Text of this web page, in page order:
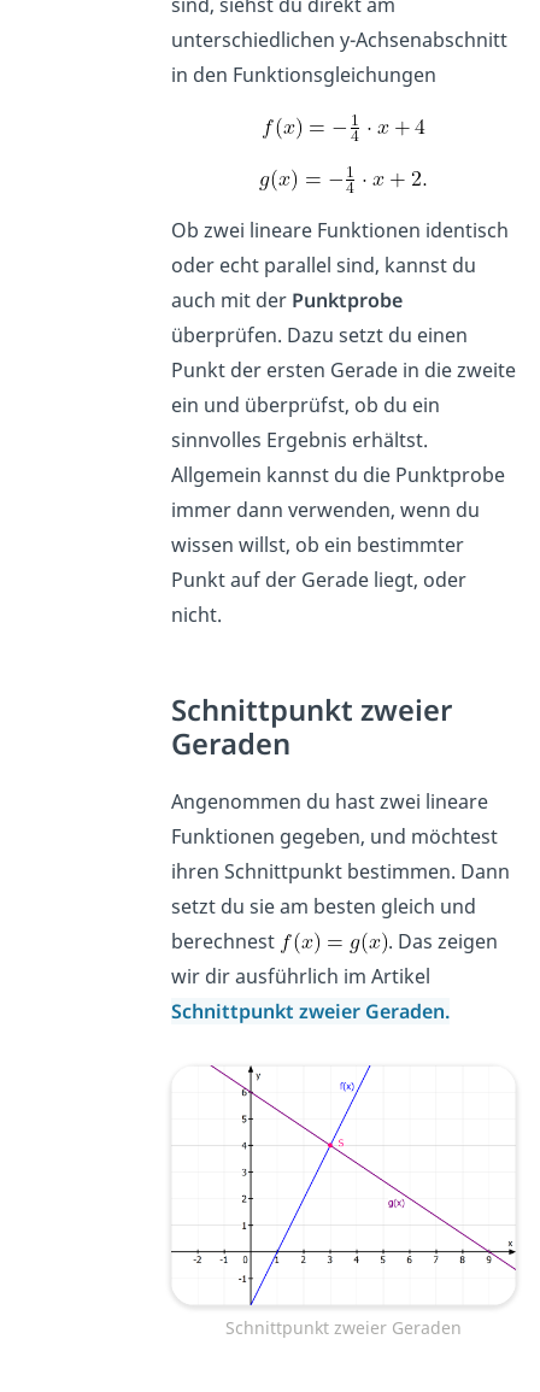
unterschiedlichen y-Achsenabschnitt
in den Funktionsgleichungen
Ob zwei lineare Funktionen identisch
oder echt parallel sind, kannst du
auch mit der Punktprobe
überprüfen. Dazu setzt du einen
Punkt der ersten Gerade in die zweite
ein und überprüfst, ob du ein
sinnvolles Ergebnis erhältst.
Allgemein kannst du die Punktprobe
immer dann verwenden, wenn du
wissen willst, ob ein bestimmter
Punkt auf der Gerade liegt, oder
nicht.
Schnittpunkt zweier
Geraden
Angenommen du hast zwei lineare
Funktionen gegeben, und möchtest
ihren Schnittpunkt bestimmen. Dann
setzt du sie am besten gleich und
berechnest
. Das zeigen
wir dir ausführlich im Artikel
Schnittpunkt zweier Geraden.
Schnittpunkt zweier Geraden